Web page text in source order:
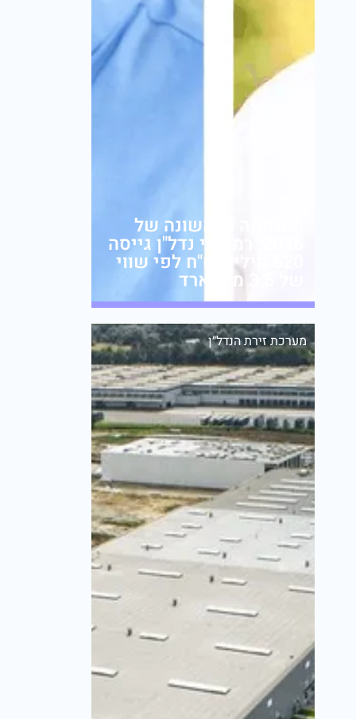
ההנפקה הראשונה של
2026: רמי לוי נדל"ן גייסה
520 מיליון ש"ח לפי שווי
מערכת זירת הנדל״ן